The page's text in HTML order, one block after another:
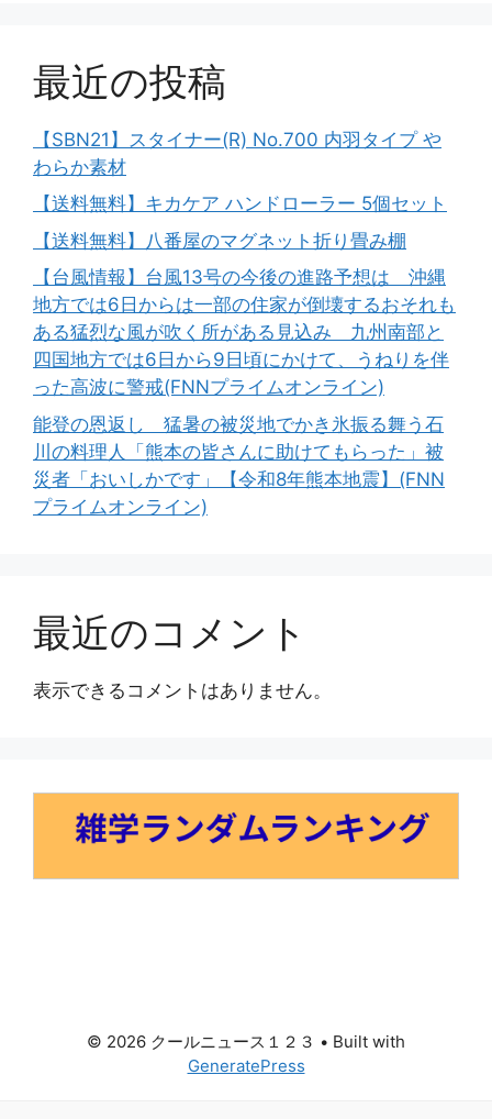
最近の投稿
【SBN21】スタイナー(R) No.700 内羽タイプ や
わらか素材
【送料無料】キカケア ハンドローラー 5個セット
【送料無料】八番屋のマグネット折り畳み棚
【台風情報】台風13号の今後の進路予想は 沖縄
地方では6日からは一部の住家が倒壊するおそれも
ある猛烈な風が吹く所がある見込み 九州南部と
四国地方では6日から9日頃にかけて、うねりを伴
った高波に警戒(FNNプライムオンライン)
能登の恩返し 猛暑の被災地でかき氷振る舞う石
川の料理人「熊本の皆さんに助けてもらった」被
災者「おいしかです」【令和8年熊本地震】(FNN
プライムオンライン)
最近のコメント
表示できるコメントはありません。
© 2026 クールニュース１２３ • Built with
GeneratePress